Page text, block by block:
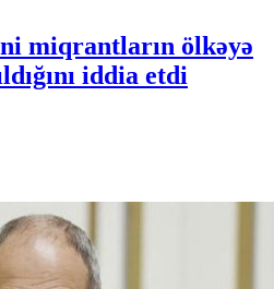
miqrantların ölkəyə
iddia etdi